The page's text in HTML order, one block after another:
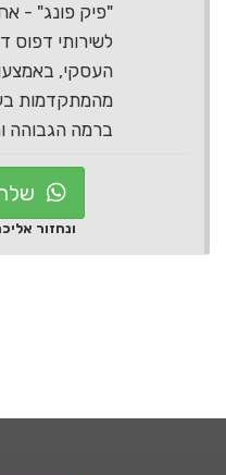
"פיק פונג" -
לשירותי דפוס
העסקי,
מהמתקדמות
ברמה הגבוהה
ונחזור